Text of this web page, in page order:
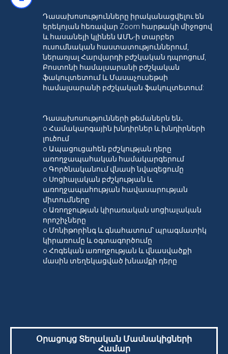
Դասախոսությունները իրականացվելու են
երեկոյան հեռավար Zoom հարթակի միջոցով
և հասանելի կլինեն ԱՄՆ-ի տարբեր
ուսումնական հաստատություններում,
ներառյալ Հարվարդի բժշկական դպրոցում,
Բոստոնի համալսարանի բժշկական
ֆակուլտետում և Մասաչուսեթսի
համալսարանի բժշկական ֆակուլտետում:
Դասախոսությունների թեմաներն են․
o Համակարգային խնդիրներ և խնդիրների
լուծում
o Ապացուցահեն բժշկության դերը
առողջապահական համակարգերում
o Գործնականում վնասի նվազեցումը
o Սոցիալական բժշկության և
առողջապահության հավասարության
միտումները
o Առողջության կիրառական սոցիալական
որոշիչները
o Մոնիթորինգ և գնահատում՝ պրագմատիկ
կիրառումը և օգտագործումը
o Հոգեկան առողջության և վնասվածքի
մասին տեղեկացված խնամքի դերը
Օրացույց Տեղական Մասնակիցների
Համար